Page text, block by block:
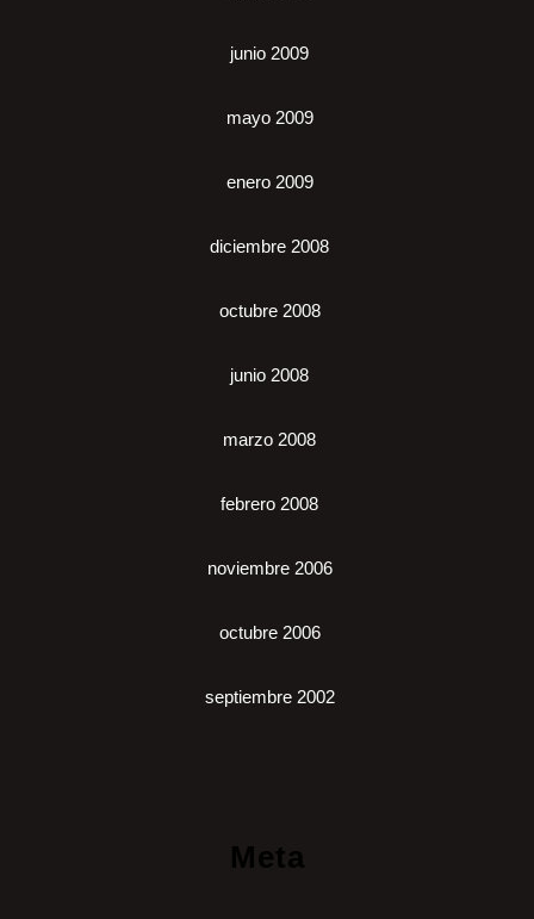
junio 2009
mayo 2009
enero 2009
diciembre 2008
octubre 2008
junio 2008
marzo 2008
febrero 2008
noviembre 2006
octubre 2006
septiembre 2002
Meta